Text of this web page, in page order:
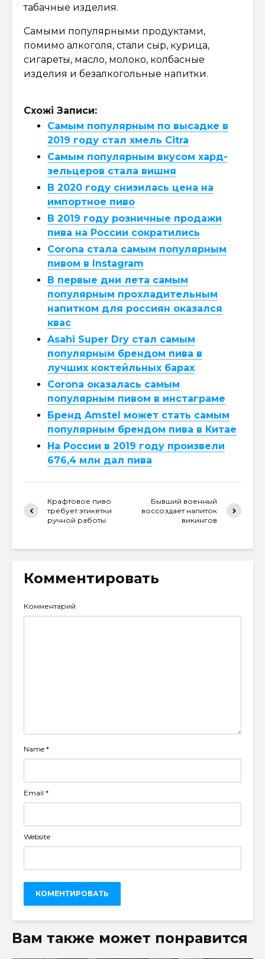
табачные изделия.
Самыми популярными продуктами,
помимо алкоголя, стали сыр, курица,
сигареты, масло, молоко, колбасные
изделия и безалкогольные напитки.
Схожі Записи:
Самым популярным по высадке в
2019 году стал хмель Citra
Самым популярным вкусом хард-
зельцеров стала вишня
В 2020 году снизилась цена на
импортное пиво
В 2019 году розничные продажи
пива на России сократились
Corona стала самым популярным
пивом в Instagram
В первые дни лета самым
популярным прохладительным
напитком для россиян оказался
квас
Asahi Super Dry стал самым
популярным брендом пива в
лучших коктейльных барах
Corona оказалась самым
популярным пивом в инстаграме
Бренд Amstel может стать самым
популярным брендом пива в Китае
На России в 2019 году произвели
676,4 млн дал пива
Крафтовое пиво
требует этикетки
ручной работы
Бывший военный
воссоздает напиток
викингов
Комментировать
Комментарий
Name *
Email *
Website
Вам также может понравится